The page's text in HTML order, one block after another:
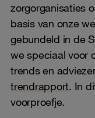
zorgorganisaties
basis van onze
gebundeld in de
we speciaal voor
trends en
trendrapport. In
voorproefje.